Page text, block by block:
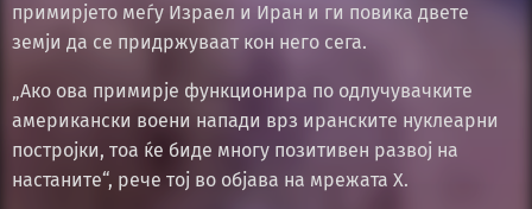
примирјето меѓу Израел и Иран и ги повика двете
земји да се придржуваат кон него сега.
„Ако ова примирје функционира по одлучувачките
американски воени напади врз иранските нуклеарни
постројки, тоа ќе биде многу позитивен развој на
настаните“, рече тој во објава на мрежата X.